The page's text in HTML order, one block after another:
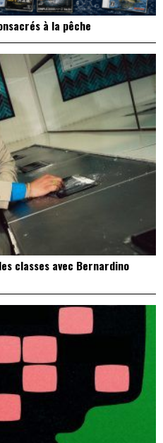
à la pêche
classes avec Bernardino